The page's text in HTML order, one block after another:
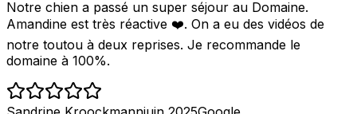
Notre chien a passé un super séjour au Domaine.
Amandine est très réactive ❤️. On a eu des vidéos de
notre toutou à deux reprises. Je recommande le
domaine à 100%.